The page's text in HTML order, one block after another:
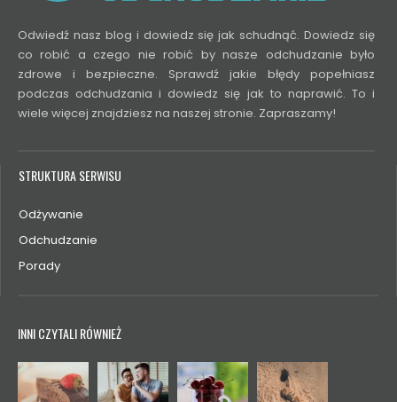
Odwiedź nasz blog i dowiedz się jak schudnąć. Dowiedz się
co robić a czego nie robić by nasze odchudzanie było
zdrowe i bezpieczne. Sprawdź jakie błędy popełniasz
podczas odchudzania i dowiedz się jak to naprawić. To i
wiele więcej znajdziesz na naszej stronie. Zapraszamy!
STRUKTURA SERWISU
Odżywanie
Odchudzanie
Porady
INNI CZYTALI RÓWNIEŻ